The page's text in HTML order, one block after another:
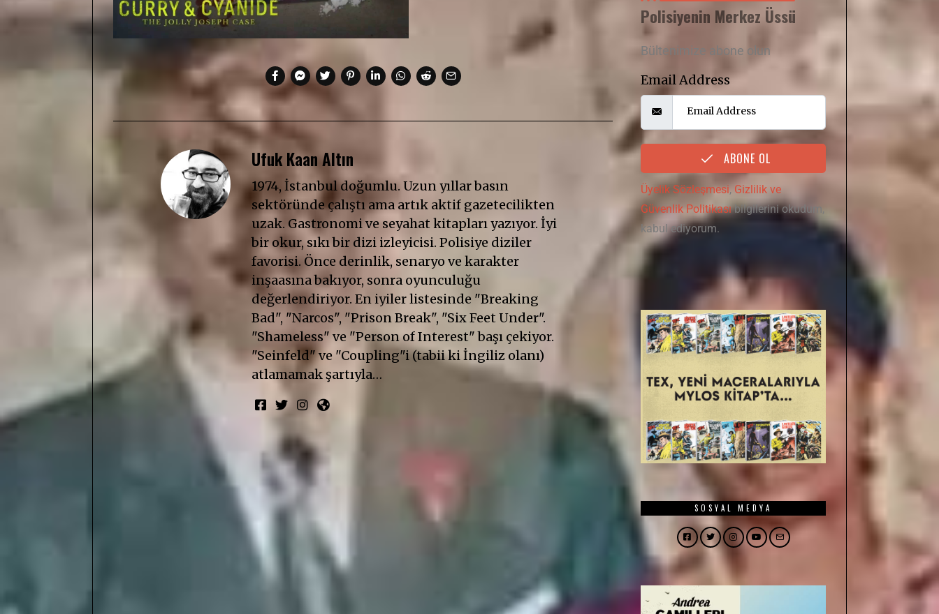
Ufuk Kaan Altın
1974, İstanbul doğumlu. Uzun yıllar basın
sektöründe çalıştı ama artık aktif gazetecilikten
uzak. Gastronomi ve seyahat kitapları yazıyor. İyi
bir okur, sıkı bir dizi izleyicisi. Polisiye diziler
favorisi. Önce derinlik, senaryo ve karakter
inşaasına bakıyor, sonra oyunculuğu
değerlendiriyor. En iyiler listesinde "Breaking
Bad", "Narcos", "Prison Break", "Six Feet Under".
"Shameless" ve "Person of Interest" başı çekiyor.
"Seinfeld" ve "Coupling"i (tabii ki İngiliz olanı)
atlamamak şartıyla…
Polisiyenin Merkez Üssü
Bültenimize abone olun
Email Address
ABONE OL
Üyelik Sözleşmesi, Gizlilik ve
Güvenlik Politikasıbilgilerini okudum,
kabul ediyorum.
SOSYAL MEDYA
Facebook
TwitterInstagram
YouTube
Email